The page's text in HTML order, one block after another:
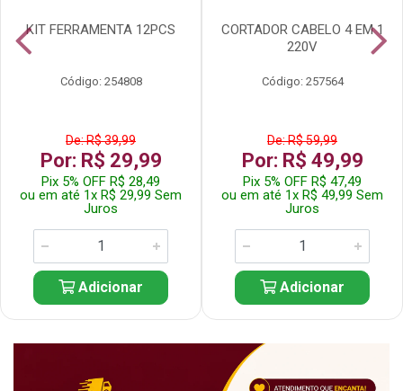
KIT FERRAMENTA 12PCS
Código: 254808
De: R$ 39,99
Por: R$ 29,99
Pix 5% OFF R$ 28,49
ou em até 1x R$ 29,99 Sem
Juros
Adicionar
CORTADOR CABELO 4 EM 1
220V
Código: 257564
De: R$ 59,99
Por: R$ 49,99
Pix 5% OFF R$ 47,49
ou em até 1x R$ 49,99 Sem
Juros
Adicionar